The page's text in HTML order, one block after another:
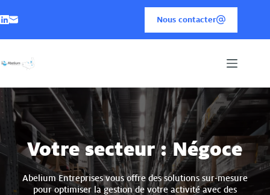
Nous contacter
Votre secteur : Négoce
Abelium Entreprises vous offre des solutions sur-mesure
pour optimiser la gestion de votre activité avec des